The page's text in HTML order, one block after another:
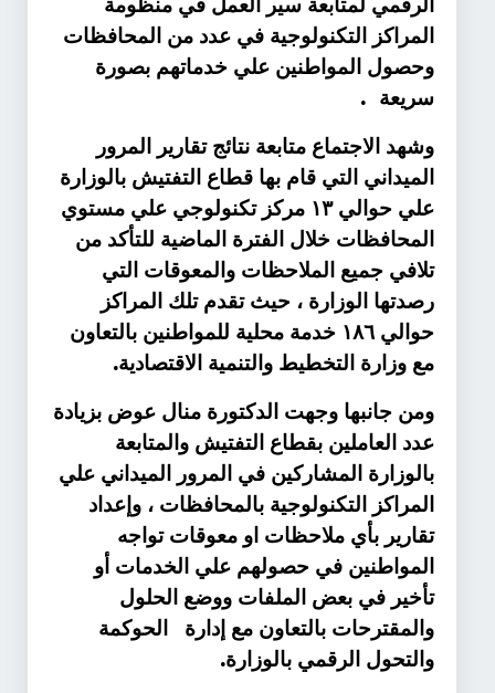
الرقمي لمتابعة سير العمل في منظومة
المراكز التكنولوجية في عدد من المحافظات
وحصول المواطنين علي خدماتهم بصورة
سريعة
.
وشهد الاجتماع متابعة نتائج تقارير المرور
الميداني التي قام بها قطاع التفتيش بالوزارة
علي حوالي ١٣ مركز تكنولوجي علي مستوي
المحافظات خلال الفترة الماضية للتأكد من
تلافي جميع الملاحظات والمعوقات التي
رصدتها الوزارة ، حيث تقدم تلك المراكز
حوالي ١٨٦ خدمة محلية للمواطنين بالتعاون
مع وزارة التخطيط والتنمية الاقتصادية.
ومن جانبها وجهت الدكتورة منال عوض بزيادة
عدد العاملين بقطاع التفتيش والمتابعة
بالوزارة المشاركين في المرور الميداني علي
المراكز التكنولوجية بالمحافظات ، وإعداد
تقارير بأي ملاحظات او معوقات تواجه
المواطنين في حصولهم علي الخدمات أو
تأخير في بعض الملفات ووضع الحلول
والمقترحات بالتعاون مع إدارة الحوكمة
والتحول الرقمي بالوزارة.